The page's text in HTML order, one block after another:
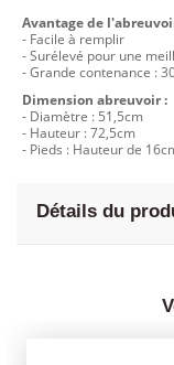
Avantage de
- Facile à remplir
- Surélevé pour une
- Grande contenance :
Dimension abreuvoir :
- Diamètre : 51,5cm
- Hauteur : 72,5cm
- Pieds : Hauteur de
Détails du